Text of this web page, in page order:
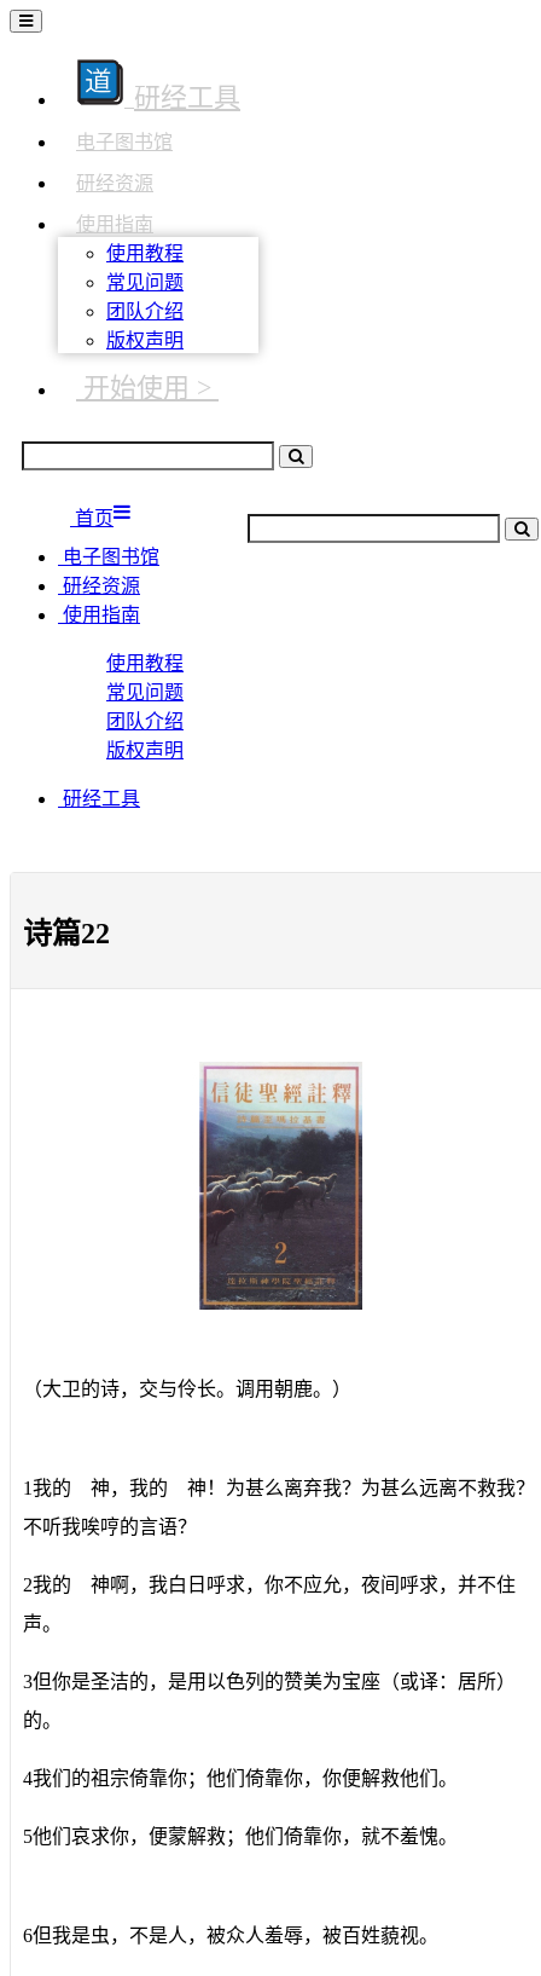
研经工具
电子图书馆
研经资源
使用指南
使用教程
常见问题
团队介绍
版权声明
开始使用 >
首页
电子图书馆
研经资源
使用指南
使用教程
常见问题
团队介绍
版权声明
研经工具
诗篇22
（大卫的诗，交与伶长。调用朝鹿。）
1我的 神，我的 神！为甚么离弃我？为甚么远离不救我？
不听我唉哼的言语？
2我的 神啊，我白日呼求，你不应允，夜间呼求，并不住
声。
3但你是圣洁的，是用以色列的赞美为宝座（或译：居所）
的。
4我们的祖宗倚靠你；他们倚靠你，你便解救他们。
5他们哀求你，便蒙解救；他们倚靠你，就不羞愧。
6但我是虫，不是人，被众人羞辱，被百姓藐视。